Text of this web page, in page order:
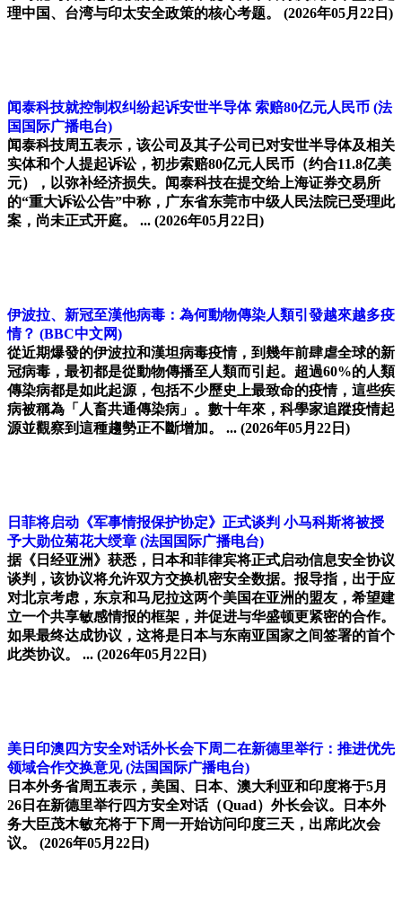
理中国、台湾与印太安全政策的核心考题。 (2026年05月22日)
闻泰科技就控制权纠纷起诉安世半导体 索赔80亿元人民币 (法
国国际广播电台)
闻泰科技周五表示，该公司及其子公司已对安世半导体及相关
实体和个人提起诉讼，初步索赔80亿元人民币（约合11.8亿美
元），以弥补经济损失。闻泰科技在提交给上海证券交易所
的“重大诉讼公告”中称，广东省东莞市中级人民法院已受理此
案，尚未正式开庭。 ... (2026年05月22日)
伊波拉、新冠至漢他病毒：為何動物傳染人類引發越來越多疫
情？ (BBC中文网)
從近期爆發的伊波拉和漢坦病毒疫情，到幾年前肆虐全球的新
冠病毒，最初都是從動物傳播至人類而引起。超過60%的人類
傳染病都是如此起源，包括不少歷史上最致命的疫情，這些疾
病被稱為「人畜共通傳染病」。數十年來，科學家追蹤疫情起
源並觀察到這種趨勢正不斷增加。 ... (2026年05月22日)
日菲将启动《军事情报保护协定》正式谈判 小马科斯将被授
予大勋位菊花大绶章 (法国国际广播电台)
据《日经亚洲》获悉，日本和菲律宾将正式启动信息安全协议
谈判，该协议将允许双方交换机密安全数据。报导指，出于应
对北京考虑，东京和马尼拉这两个美国在亚洲的盟友，希望建
立一个共享敏感情报的框架，并促进与华盛顿更紧密的合作。
如果最终达成协议，这将是日本与东南亚国家之间签署的首个
此类协议。 ... (2026年05月22日)
美日印澳四方安全对话外长会下周二在新德里举行：推进优先
领域合作交换意见 (法国国际广播电台)
日本外务省周五表示，美国、日本、澳大利亚和印度将于5月
26日在新德里举行四方安全对话（Quad）外长会议。日本外
务大臣茂木敏充将于下周一开始访问印度三天，出席此次会
议。 (2026年05月22日)